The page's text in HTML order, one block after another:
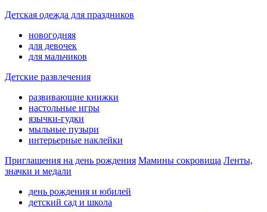
Детская одежда для праздников
новогодняя
для девочек
для мальчиков
Детские развлечения
развивающие книжки
настольные игры
язычки-гудки
мыльные пузыри
интерьерные наклейки
Приглашения на день рождения Мамины сокровища Ленты,
значки и медали
день рождения и юбилей
детский сад и школа